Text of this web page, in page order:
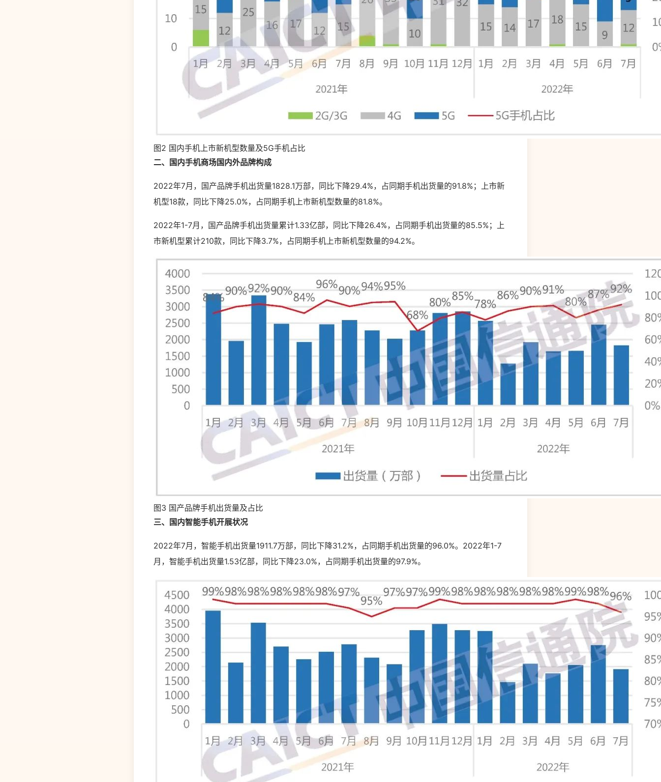
图2 国内手机上市新机型数量及5G手机占比
二、国内手机商场国内外品牌构成
2022年7月，国产品牌手机出货量1828.1万部，同比下降29.4%，占同期手机出货量的91.8%；上市新
机型18款，同比下降25.0%，占同期手机上市新机型数量的81.8%。
2022年1-7月，国产品牌手机出货量累计1.33亿部，同比下降26.4%，占同期手机出货量的85.5%；上
市新机型累计210款，同比下降3.7%，占同期手机上市新机型数量的94.2%。
图3 国产品牌手机出货量及占比
三、国内智能手机开展状况
2022年7月，智能手机出货量1911.7万部，同比下降31.2%，占同期手机出货量的96.0%。2022年1-7
月，智能手机出货量1.53亿部，同比下降23.0%，占同期手机出货量的97.9%。